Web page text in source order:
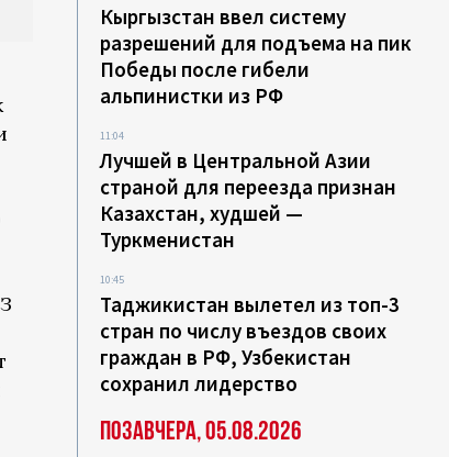
Кыргызстан ввел систему
разрешений для подъема на пик
Победы после гибели
альпинистки из РФ
11:04
Лучшей в Центральной Азии
страной для переезда признан
Казахстан, худшей —
Туркменистан
10:45
Таджикистан вылетел из топ-3
стран по числу въездов своих
граждан в РФ, Узбекистан
сохранил лидерство
Позавчера, 05.08.2026